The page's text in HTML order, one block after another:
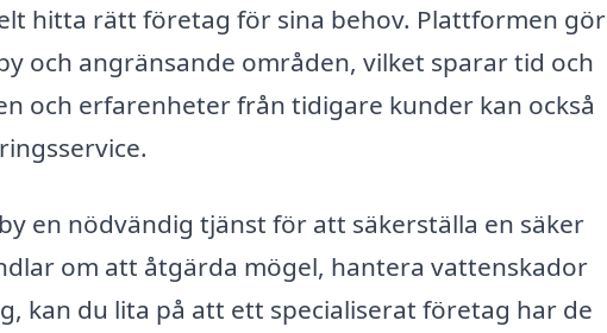
hitta rätt företag för sina behov. Plattformen gör
och angränsande områden, vilket sparar tid och
och erfarenheter från tidigare kunder kan också
en nödvändig tjänst för att säkerställa en säker
om att åtgärda mögel, hantera vattenskador
kan du lita på att ett specialiserat företag har de